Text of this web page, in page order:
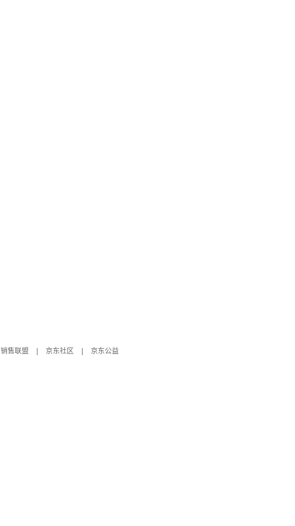
销售联盟 京东社区
京东公益